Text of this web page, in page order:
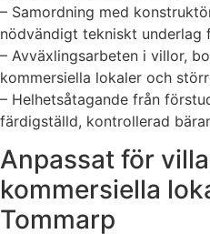
– Samordning med
nödvändigt tekniskt
– Avväxlingsarbeten i villor,
kommersiella lokaler och
– Helhetsåtagande från
färdigställd, kontrollerad
Anpassat för
kommersiella
Tommarp